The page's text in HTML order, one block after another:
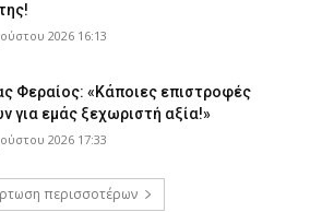
2026 16:13
Φεραίος: «Κάποιες επιστροφές
για εμάς ξεχωριστή αξία!»
2026 17:33
περισσοτέρων